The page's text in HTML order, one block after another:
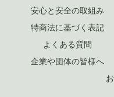
安心と安全の取組み
特商法に基づく表記
よくある質問
企業や団体の皆様へ